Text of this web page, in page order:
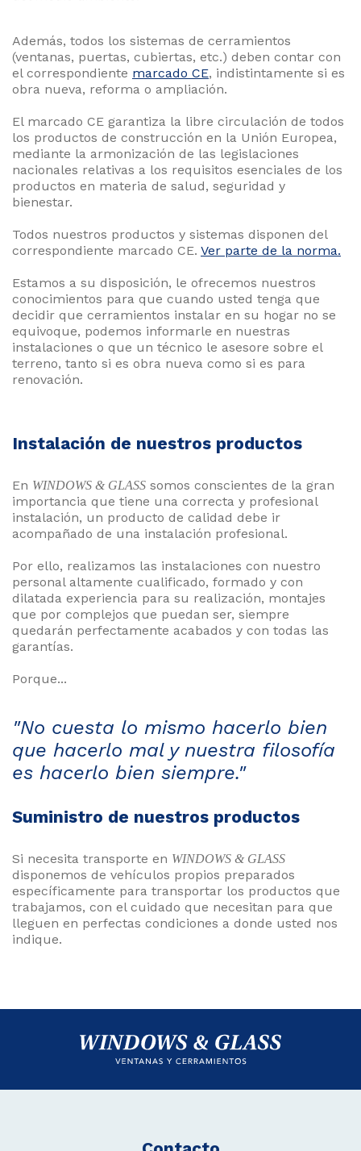
Además, todos los sistemas de cerramientos
(ventanas, puertas, cubiertas, etc.) deben contar con
el correspondiente marcado CE, indistintamente si es
obra nueva, reforma o ampliación.
El marcado CE garantiza la libre circulación de todos
los productos de construcción en la Unión Europea,
mediante la armonización de las legislaciones
nacionales relativas a los requisitos esenciales de los
productos en materia de salud, seguridad y
bienestar.
Todos nuestros productos y sistemas disponen del
correspondiente marcado CE. Ver parte de la norma.
Estamos a su disposición, le ofrecemos nuestros
conocimientos para que cuando usted tenga que
decidir que cerramientos instalar en su hogar no se
equivoque, podemos informarle en nuestras
instalaciones o que un técnico le asesore sobre el
terreno, tanto si es obra nueva como si es para
renovación.
Instalación de nuestros productos
En WINDOWS & GLASS somos conscientes de la gran
importancia que tiene una correcta y profesional
instalación, un producto de calidad debe ir
acompañado de una instalación profesional.
Por ello, realizamos las instalaciones con nuestro
personal altamente cualificado, formado y con
dilatada experiencia para su realización, montajes
que por complejos que puedan ser, siempre
quedarán perfectamente acabados y con todas las
garantías.
Porque...
"No cuesta lo mismo hacerlo bien
que hacerlo mal y nuestra filosofía
es hacerlo bien siempre."
Suministro de nuestros productos
Si necesita transporte en WINDOWS & GLASS
disponemos de vehículos propios preparados
específicamente para transportar los productos que
trabajamos, con el cuidado que necesitan para que
lleguen en perfectas condiciones a donde usted nos
indique.